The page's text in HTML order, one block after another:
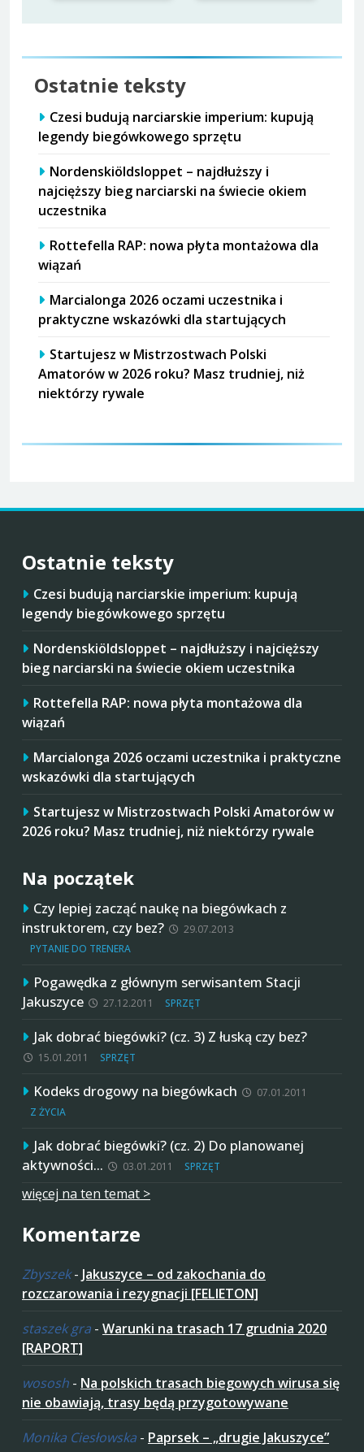
Ostatnie teksty
Czesi budują narciarskie imperium: kupują
legendy biegówkowego sprzętu
Nordenskiöldsloppet – najdłuższy i
najcięższy bieg narciarski na świecie okiem
uczestnika
Rottefella RAP: nowa płyta montażowa dla
wiązań
Marcialonga 2026 oczami uczestnika i
praktyczne wskazówki dla startujących
Startujesz w Mistrzostwach Polski
Amatorów w 2026 roku? Masz trudniej, niż
niektórzy rywale
Ostatnie teksty
Czesi budują narciarskie imperium: kupują
legendy biegówkowego sprzętu
Nordenskiöldsloppet – najdłuższy i najcięższy
bieg narciarski na świecie okiem uczestnika
Rottefella RAP: nowa płyta montażowa dla
wiązań
Marcialonga 2026 oczami uczestnika i praktyczne
wskazówki dla startujących
Startujesz w Mistrzostwach Polski Amatorów w
2026 roku? Masz trudniej, niż niektórzy rywale
Na początek
Czy lepiej zacząć naukę na biegówkach z
instruktorem, czy bez?
29.07.2013
PYTANIE DO TRENERA
Pogawędka z głównym serwisantem Stacji
Jakuszyce
27.12.2011 SPRZĘT
Jak dobrać biegówki? (cz. 3) Z łuską czy bez?
15.01.2011 SPRZĘT
Kodeks drogowy na biegówkach
07.01.2011
Z ŻYCIA
Jak dobrać biegówki? (cz. 2) Do planowanej
aktywności…
03.01.2011 SPRZĘT
więcej na ten temat >
Komentarze
Zbyszek- Jakuszyce – od zakochania do
rozczarowania i rezygnacji [FELIETON]
staszek gra - Warunki na trasach 17 grudnia 2020
[RAPORT]
wososh - Na polskich trasach biegowych wirusa się
nie obawiają, trasy będą przygotowywane
Monika Ciesłowska - Paprsek – „drugie Jakuszyce”